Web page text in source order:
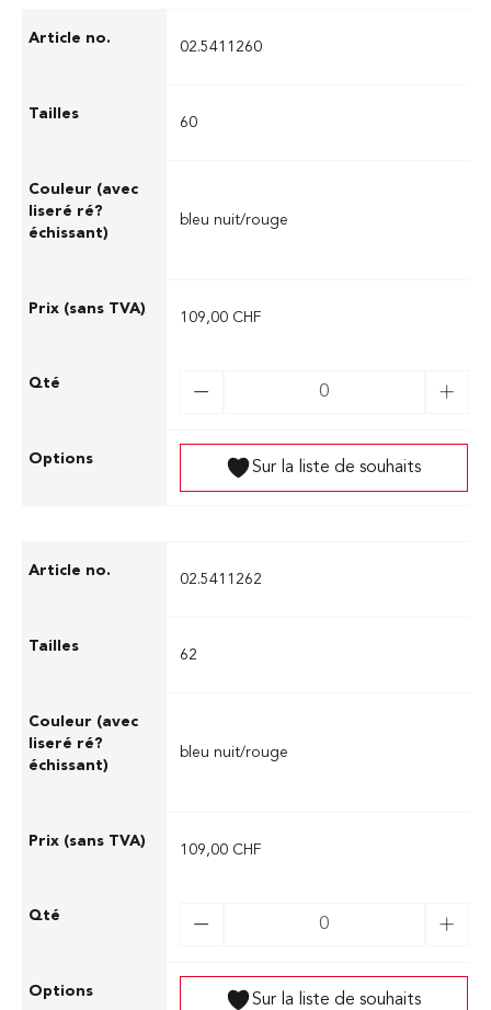
02.5411260
60
bleu nuit/rouge
109,00 CHF
Sur la liste de souhaits
02.5411262
62
bleu nuit/rouge
109,00 CHF
Sur la liste de souhaits